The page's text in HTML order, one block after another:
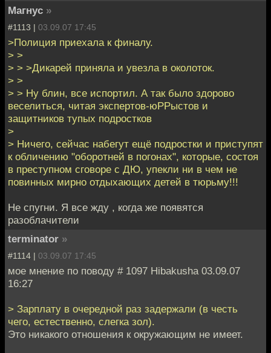
Магнус »
#1113 | 03.09.07 17:45
>Полиция приехала к финалу.
> >
> > >Дикарей приняла и увезла в околоток.
> >
> > Ну блин, все испортил. А так было здорово
веселиться, читая экспертов-юРРыстов и
защитников тупых подростков
>
> Ничего, сейчас набегут ещё подростки и приступят
к обличению "оборотней в погонах", которые, состоя
в преступном сговоре с ДЮ, упекли ни в чем не
повинных мирно отдыхающих детей в тюрьму!!!
Не спугни. Я все жду , когда же появятся
разоблачители
terminator »
#1114 | 03.09.07 17:45
мое мнение по поводу # 1097 Hibakusha 03.09.07
16:27
> Зарплату в очередной раз задержали (в честь
чего, естественно, слегка зол).
Это никакого отношения к окружающим не имеет.